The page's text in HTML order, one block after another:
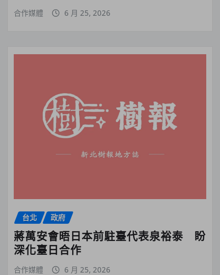
合作媒體 6 月 25, 2026
台北 政府
蔣萬安會晤日本前駐臺代表泉裕泰 盼
深化臺日合作
合作媒體 6 月 25, 2026